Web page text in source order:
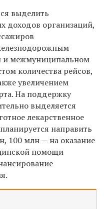
выделить
доходов организаций,
и межмуниципальном
количества рейсов,
увеличением
На поддержку
выделяется
лекарственное
направить
100 млн — на оказание
помощи